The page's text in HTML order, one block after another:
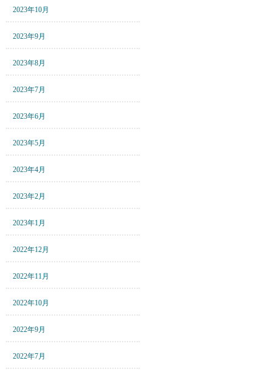
2023年10月
2023年9月
2023年8月
2023年7月
2023年6月
2023年5月
2023年4月
2023年2月
2023年1月
2022年12月
2022年11月
2022年10月
2022年9月
2022年7月